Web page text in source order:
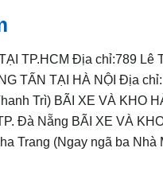
TP.HCM Địa chỉ:789
TẤN TẠI HÀ NỘI Địa
Trì) BÃI XE VÀ KHO
Đà Nẵng BÃI XE VÀ
Trang (Ngay ngã ba Nhà